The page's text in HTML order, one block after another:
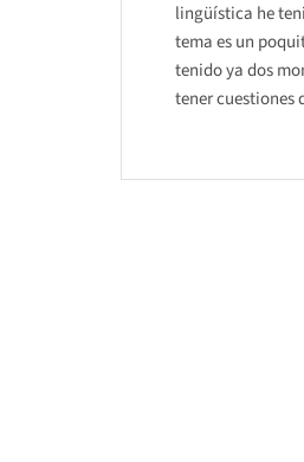
lingüística he
tema es un
tenido ya dos
tener